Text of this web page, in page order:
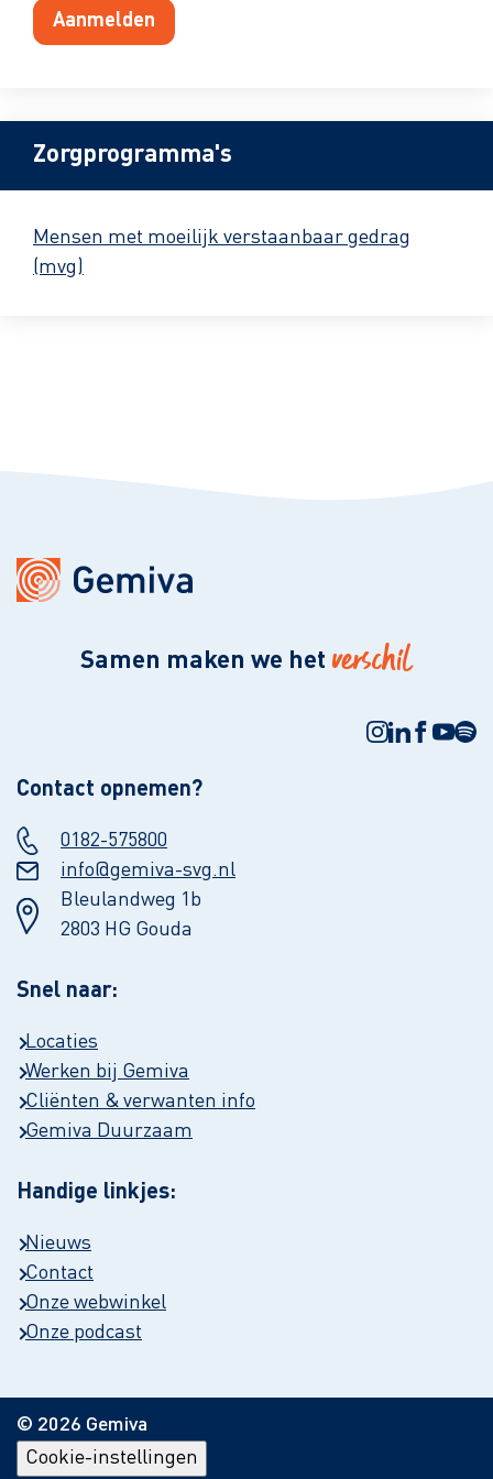
Aanmelden
Zorgprogramma's
Mensen met moeilijk verstaanbaar gedrag
(mvg)
Samen maken we het verschil
Contact opnemen?
0182-575800
info@gemiva-svg.nl
Bleulandweg 1b
2803 HG Gouda
Snel naar:
Locaties
Werken bij Gemiva
Cliënten & verwanten info
Gemiva Duurzaam
Handige linkjes:
Nieuws
Contact
Onze webwinkel
Onze podcast
© 2026 Gemiva
Cookie-instellingen